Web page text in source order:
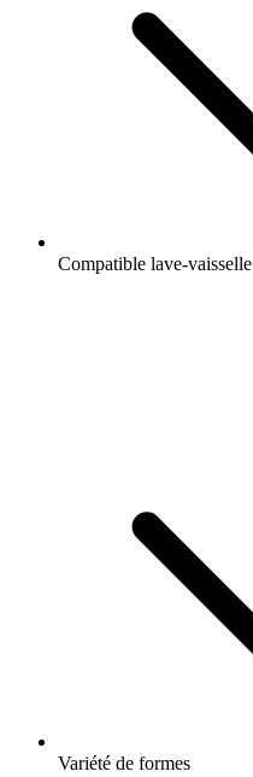
Compatible lave-vaisselle
Variété de formes